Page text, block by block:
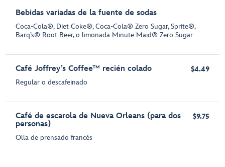
Bebidas variadas de la fuente de sodas
Coca-Cola®, Diet Coke®, Coca-Cola® Zero Sugar, Sprite®,
Barq’s® Root Beer, o limonada Minute Maid® Zero Sugar
Café Joffrey’s Coffee™ recién colado
Regular o descafeinado
$4.49
Café de escarola de Nueva Orleans (para dos
personas)
Olla de prensado francés
$9.75